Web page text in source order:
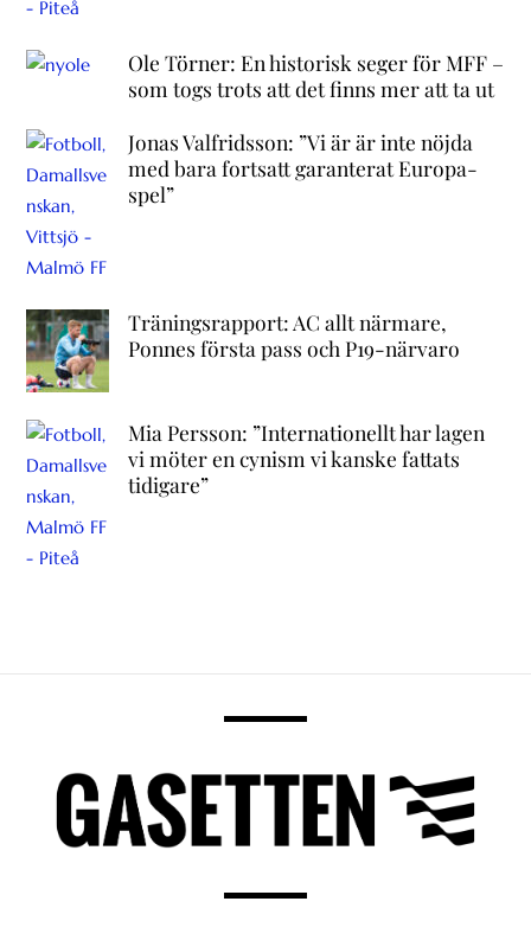
Ole Törner: En historisk seger för MFF –
som togs trots att det finns mer att ta ut
Jonas Valfridsson: ”Vi är är inte nöjda
med bara fortsatt garanterat Europa-
spel”
Träningsrapport: AC allt närmare,
Ponnes första pass och P19-närvaro
Mia Persson: ”Internationellt har lagen
vi möter en cynism vi kanske fattats
tidigare”